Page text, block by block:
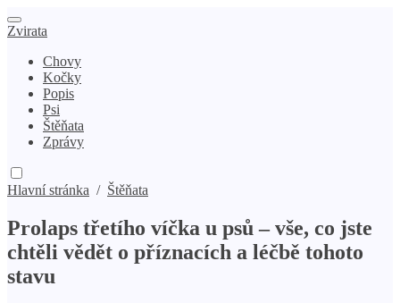
Zvirata
Chovy
Kočky
Popis
Psi
Štěňata
Zprávy
Hlavní stránka / Štěňata
Prolaps třetího víčka u psů – vše, co jste
chtěli vědět o příznacích a léčbě tohoto
stavu